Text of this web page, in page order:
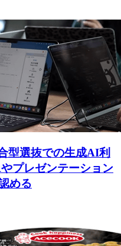
型選抜での生成AI利
プレゼンテーション
める